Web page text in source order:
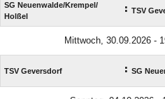
SG Neuenwalde/​Krempel/​
Holßel
: TSV
Mittwoch, 30.09.2026 -
TSV Geversdorf : SG